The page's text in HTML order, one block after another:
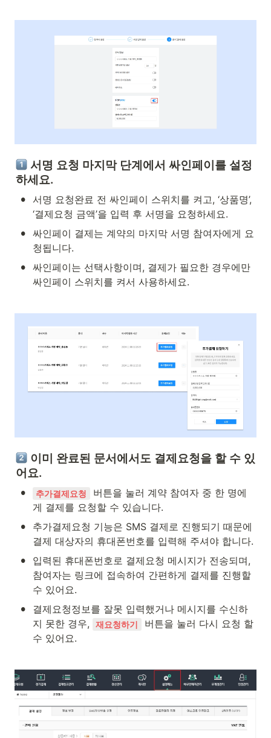
서명 요청 마지막 단계에서 싸인페이를 설정
하세요.
• 서명 요청완료 전 싸인페이 스위치를 켜고, ‘상품명’,
‘결제요청 금액’을 입력 후 서명을 요청하세요.
• 싸인페이 결제는 계약의 마지막 서명 참여자에게 요
청됩니다.
• 싸인페이는 선택사항이며, 결제가 필요한 경우에만
싸인페이 스위치를 켜서 사용하세요.
이미 완료된 문서에서도 결제요청을 할 수 있
어요.
• 추가결제요청
버튼을 눌러 계약 참여자 중 한 명에
게 결제를 요청할 수 있습니다.
•
추가결제요청 기능은 SMS 결제로 진행되기 때문에
결제 대상자의 휴대폰번호를 입력해 주셔야 합니다.
•
입력된 휴대폰번호로 결제요청 메시지가 전송되며,
참여자는 링크에 접속하여 간편하게 결제를 진행할
수 있어요.
•
결제요청정보를 잘못 입력했거나 메시지를 수신하
지 못한 경우,
재요청하기
버튼을 눌러 다시 요청 할
수 있어요.